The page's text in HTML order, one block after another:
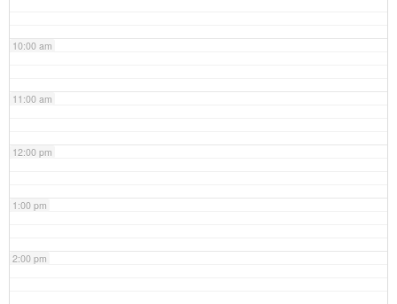
10:00 am
11:00 am
12:00 pm
1:00 pm
2:00 pm